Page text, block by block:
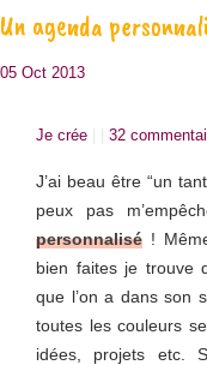
Un agenda
05 Oct 2013
Je crée 32
J’ai beau être “un
peux pas
personnalisé !
bien faites je trouve
que l’on a dans son
toutes les couleurs
idées, projets etc.